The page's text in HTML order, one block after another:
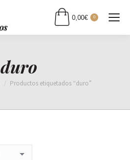
0,00€ 0
duro
Productos etiquetados “duro”